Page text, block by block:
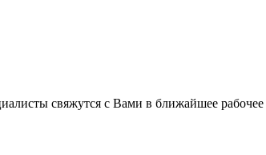
свяжутся с Вами в ближайшее